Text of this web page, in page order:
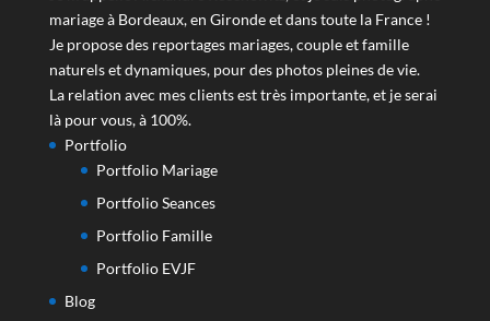
mariage à Bordeaux, en Gironde et dans toute la France !
Je propose des reportages mariages, couple et famille
naturels et dynamiques, pour des photos pleines de vie.
La relation avec mes clients est très importante, et je serai
là pour vous, à 100%.
Portfolio
Portfolio Mariage
Portfolio Seances
Portfolio Famille
Portfolio EVJF
Blog